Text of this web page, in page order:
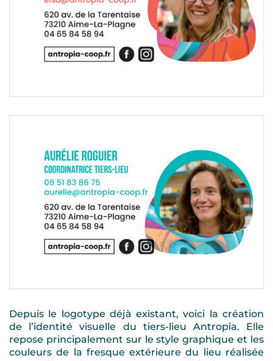
Depuis le logotype déjà existant, voici la création
de l’identité visuelle du tiers-lieu Antropia. Elle
repose principalement sur le style graphique et les
couleurs de la fresque extérieure du lieu réalisée